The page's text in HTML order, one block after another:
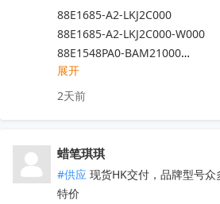
88E1685-A2-LKJ2C000
88E1685-A2-LKJ2C000-W000
88E1548PA0-BAM21000
……
专营Marvell十八年，300+库存
展开
2天前
蜡笔琪琪
#供应 现货HK交付，品牌型号
特价